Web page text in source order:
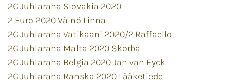
2€ Juhlaraha Slovakia 2020
2 Euro 2020 Väinö Linna
2€ Juhlaraha Vatikaani 2020/2 Raffaello
2€ Juhlaraha Malta 2020 Skorba
2€ Juhlaraha Belgia 2020 Jan van Eyck
2€ Juhlaraha Ranska 2020 Lääketiede